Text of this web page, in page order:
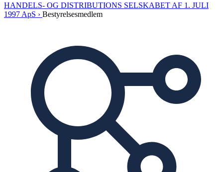
HANDELS- OG DISTRIBUTIONS SELSKABET AF 1. JULI
1997 ApS › Bestyrelsesmedlem